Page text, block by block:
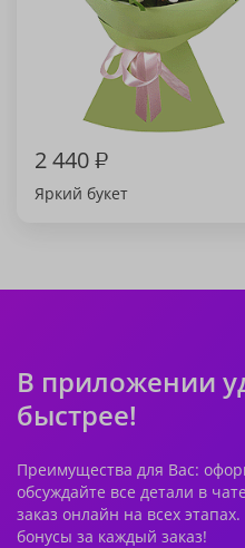
2 440₽
Яркий букет
В приложении
быстрее!
Преимущества для Вас:
обсуждайте все детали в
заказ онлайн на всех
бонусы за каждый заказ!